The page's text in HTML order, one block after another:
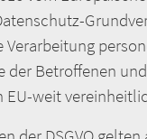
Verarbeitung
der Betroffenen
EU-weit